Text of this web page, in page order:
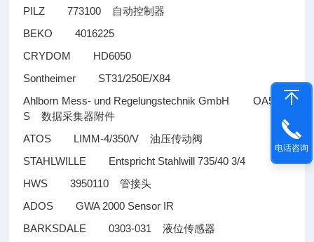
PILZ 773100
自动控制器
BEKO 4016225
CRYDOM HD6050
Sontheimer ST31/250E/X84
Ahlborn Mess- und Regelungstechnik GmbH OA5690
S数据采集器附件
ATOS LIMM-4/350/V油压传动阀
STAHLWILLE Entspricht Stahlwill 735/40 3/4
HWS 3950110管接头
ADOS GWA 2000 Sensor IR
BARKSDALE 0303-031液位传感器
电话咨询